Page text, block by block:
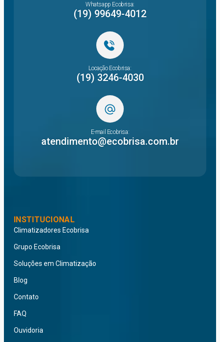
Whatsapp Ecobrisa:
(19) 99649-4012
Locação Ecobrisa:
(19) 3246-4030
E-mail Ecobrisa:
atendimento@ecobrisa.com.br
INSTITUCIONAL
Climatizadores Ecobrisa
Grupo Ecobrisa
Soluções em Climatização
Blog
Contato
FAQ
Ouvidoria